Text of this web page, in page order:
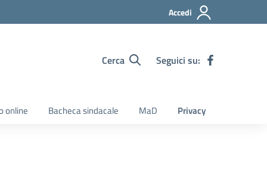
Accedi
Cerca Seguici su:
online Bacheca sindacale MaD Privacy